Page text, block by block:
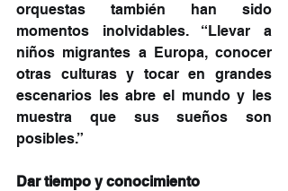
orquestas también han sido
momentos inolvidables. “Llevar a
niños migrantes a Europa, conocer
otras culturas y tocar en grandes
escenarios les abre el mundo y les
muestra que sus sueños son
posibles.”
Dar tiempo y conocimiento